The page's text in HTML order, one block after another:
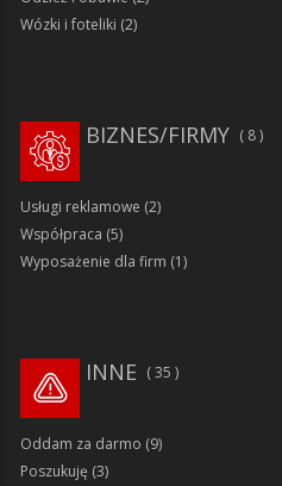
Wózki i foteliki (2)
8
BIZNES/FIRMY
Usługi reklamowe (2)
Współpraca (5)
Wyposażenie dla firm (1)
35
INNE
Oddam za darmo (9)
Poszukuję (3)